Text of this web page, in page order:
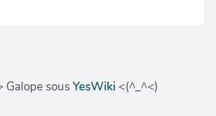
Galope sousYesWiki <(^_^<)